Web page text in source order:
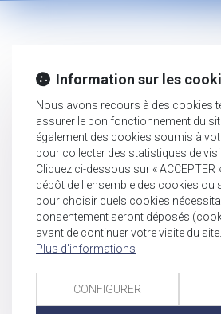
Information sur les
Nous avons recours à des cookies
assurer le bon fonctionnement du
également des cookies soumis à
pour collecter des statistiques de
Cliquez ci-dessous sur « ACCEPTER
dépôt de l'ensemble des cookies ou
pour choisir quels cookies
consentement seront déposés
avant de continuer votre visite du site.
Plus d'informations
CONFIGURER